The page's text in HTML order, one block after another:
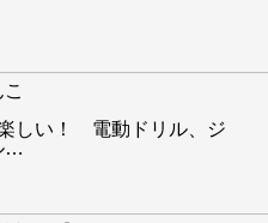
しい！ 電動ドリル、ジ
…